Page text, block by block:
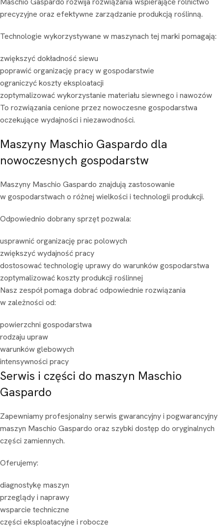
precyzyjne oraz efektywne zarządzanie produkcją roślinną.
Technologie wykorzystywane w maszynach tej marki pomagają:
zwiększyć dokładność siewu
poprawić organizację pracy w gospodarstwie
ograniczyć koszty eksploatacji
zoptymalizować wykorzystanie materiału siewnego i nawozów
To rozwiązania cenione przez nowoczesne gospodarstwa
oczekujące wydajności i niezawodności.
Maszyny Maschio Gaspardo dla
nowoczesnych gospodarstw
Maszyny Maschio Gaspardo znajdują zastosowanie
w gospodarstwach o różnej wielkości i technologii produkcji.
Odpowiednio dobrany sprzęt pozwala:
usprawnić organizację prac polowych
zwiększyć wydajność pracy
dostosować technologię uprawy do warunków gospodarstwa
zoptymalizować koszty produkcji roślinnej
Nasz zespół pomaga dobrać odpowiednie rozwiązania
w zależności od:
powierzchni gospodarstwa
rodzaju upraw
warunków glebowych
intensywności pracy
Serwis i części do maszyn Maschio
Gaspardo
Zapewniamy profesjonalny serwis gwarancyjny i pogwarancyjny
maszyn Maschio Gaspardo oraz szybki dostęp do oryginalnych
części zamiennych.
Oferujemy:
diagnostykę maszyn
przeglądy i naprawy
wsparcie techniczne
części eksploatacyjne i robocze